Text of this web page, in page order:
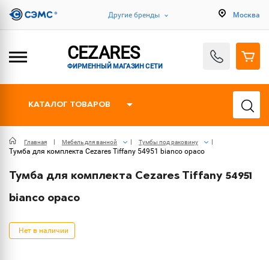
Другие бренды Москва
CEZARES
ФИРМЕННЫЙ МАГАЗИН СЕТИ
КАТАЛОГ ТОВАРОВ
Главная Мебель для ванной Тумбы под раковину
Тумба для комплекта Cezares Tiffany 54951 bianco opaco
Тумба для комплекта Cezares Tiffany 54951
bianco opaco
Нет в наличии